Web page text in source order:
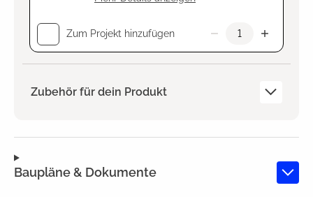
Zum Projekt hinzufügen
Zubehör für dein Produkt
Baupläne & Dokumente